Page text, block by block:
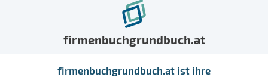
firmenbuchgrundbuch.at
firmenbuchgrundbuch.at ist ihre